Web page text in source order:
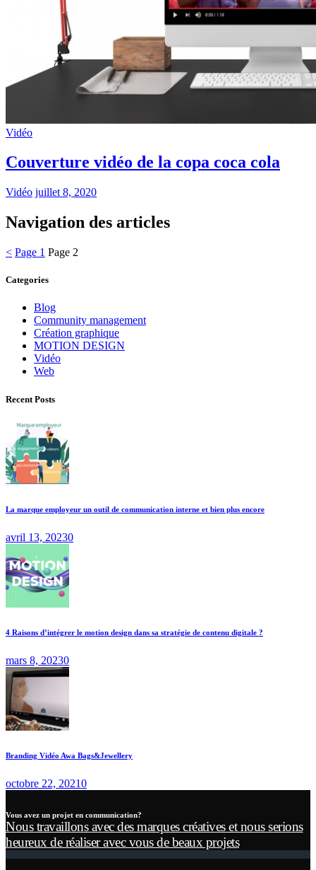
Vidéo
Couverture vidéo de la copa coca cola
Vidéo juillet 8, 2020
Navigation des articles
< Page 1 Page 2
Categories
Blog
Community management
Création graphique
MOTION DESIGN
Vidéo
Web
Recent Posts
La marque employeur un outil de communication interne et bien plus encore
avril 13, 20230
4 Raisons d’intégrer le motion design dans sa stratégie de contenu digitale ?
mars 8, 20230
Branding Vidéo Awa Bags&Jewellery
octobre 22, 20210
Vous avez un projet en communication?
Nous travaillons avec des marques créatives et nous serions
heureux de réaliser avec vous de beaux projets